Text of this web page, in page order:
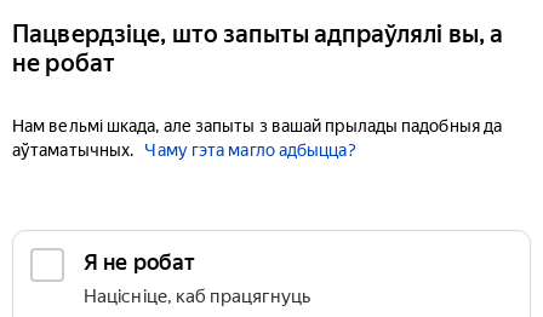
Пацвердзіце, што запыты адпраўлялі вы, а
не робат
Нам вельмі шкада, але запыты з вашай прылады падобныя да
аўтаматычных.
Чаму гэта магло адбыцца?
Я не робат
Націсніце, каб працягнуць